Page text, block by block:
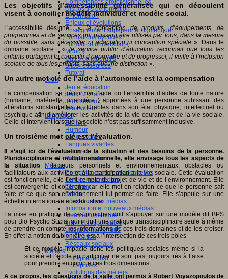
Compétences professionnelles
Dispositifs de formation
E- formation
Enjeux et évolutions
Enseignement supérieur et numérique
Formations hybrides
Formation universitaire
Mooc’s
Outils collaboratifs
Sites ressources
Tutorat
Jeux
Jeu et éducation
Jeux 4/12 ans
Jeux sérieux
Jeux vidéo
Langages
Ecriture
Humour
Langue orale
Langues vivantes
Lecture
Programmation
Médias
Compétences informationnelles
Culture des médias
Curation
Droits
Education aux médias
Information et nouveaux médias
Identité numérique
Internet responsable
Littératie numérique
Publication
Réseaux sociaux
Métiers
Entrepreneuriat
Entreprises
Evolutions des métiers
Les objectifs d’accessibilité généralisée qui en découlent
visent à concilier modèle individuel et modèle social.
L’accessibilité désigne «la conception de produits, d’équipements, de
programmes et de services qui puissent être utilisés par tous, dans la mesure
du possible, sans nécessiter ni adaptation ni conception spéciale». Dans le
domaine scolaire : «le service public d’éducation reconnait que tous les
enfants partagent la capacité d’apprendre et de progresser, il veille à l’inclusion
scolaire de tous les enfants, sans aucune distinction ».
Un autre mot clé de l’aide à l’autonomie est la compensation
La compensation se définit par l’aide ou l’ensemble d’aides de toute nature
(humaine, matérielle, financière..) apportées à une personne subissant des
altérations substantielles et durables dans son état physique, intellectuel ou
psychique afin d’améliorer les activités de la vie courante et de la vie sociale.
Celle-ci intervient lorsque la société n’est pas suffisamment inclusive.
Un troisième mot clé est l’évaluation.
Il s’agit ici de l’évaluation de la situation et des besoins de la personne.
Pluridisciplinaire et multidimensionnelle, elle envisage tous les aspects de
la situation: facteurs personnels et environnementaux, obstacles ou
facilitateurs aux activités et à la participation à la vie sociale. Cette évaluation
est fonctionnelle, elle tient compte du projet de vie et de l’environnement. Elle
est convergente et cohérente car elle met en relation ce que le personne sait
faire et ce que son environnement lui permet de faire. Elle s’appuie sur une
échelle internationale et exhaustive.
La mise en pratique de ces principes doit s’appuyer sur une modèle dit BPS
pour Bio Psycho Social qui induit une pratique transdisciplinaire seule à même
de prendre en compte les informations de ces trois domaines et de les croiser.
En effet la notion de bien être est à l’intersection de ces trois pôles
Et ce modèle impacte donc les politiques sociales même si la
société et l’école en particulier ne sont pas toujours très à l’aise
pour prendre en compte ces trois dimensions.
A ce propos, les questions de la salle ont permis à Robert Voyazopoulos de